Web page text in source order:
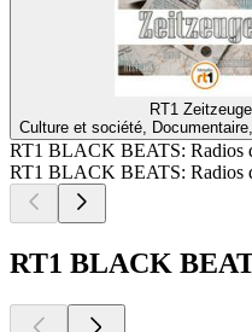
RT1
Culture et société,
RT1 BLACK BEATS: Radios
RT1 BLACK BEATS: Radios
RT1 BLACK